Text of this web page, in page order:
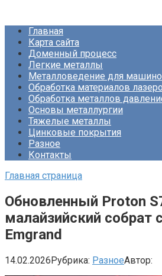
контентуГлавная
Карта сайта
Доменный процесс
Легкие металлы
Металловедение для
Обработка материалов
Обработка металлов
Основы металлургии
Тяжелые металлы
Цинковые покрытия
Разное
Контакты
Главная страница
Обновленный Proton
малайзийский собрат
Emgrand
14.02.2026Рубрика: РазноеАвтор: